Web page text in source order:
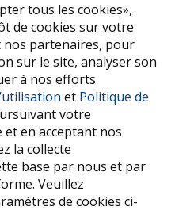
tous les cookies»,
de cookies sur votre
partenaires, pour
sur le site, analyser son
à nos efforts
et Politique de
votre
en acceptant nos
la collecte
base par nous et par
Veuillez
de cookies ci-